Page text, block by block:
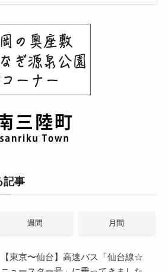
記事
週間 月間
【東京〜仙台】高速バス「仙台線☆